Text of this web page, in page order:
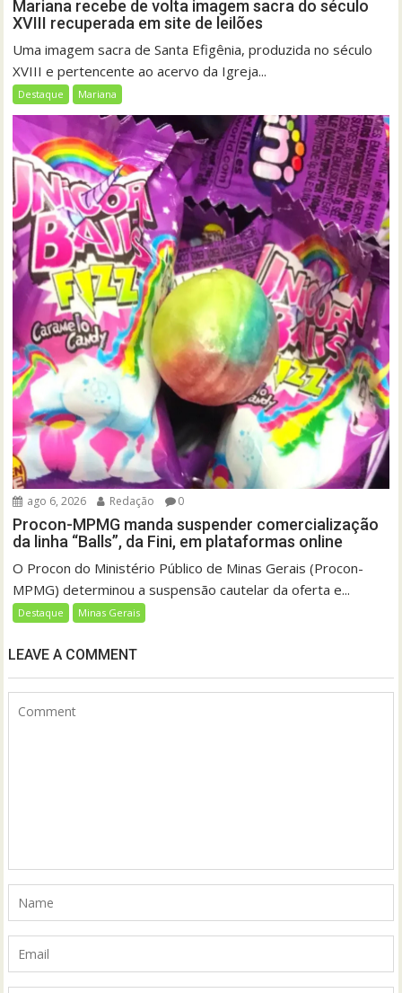
Mariana recebe de volta imagem sacra do século
XVIII recuperada em site de leilões
Uma imagem sacra de Santa Efigênia, produzida no século
XVIII e pertencente ao acervo da Igreja...
Destaque Mariana
ago 6, 2026 Redação 0
Procon-MPMG manda suspender comercialização
da linha “Balls”, da Fini, em plataformas online
O Procon do Ministério Público de Minas Gerais (Procon-
MPMG) determinou a suspensão cautelar da oferta e...
Destaque Minas Gerais
LEAVE A COMMENT